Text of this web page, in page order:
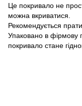
Це покривало не
можна вкриватися.
Рекомендується
Упаковано в фірмову
покривало стане